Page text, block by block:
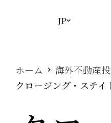
JP
ホーム
海外不動産
クロージング・ステ